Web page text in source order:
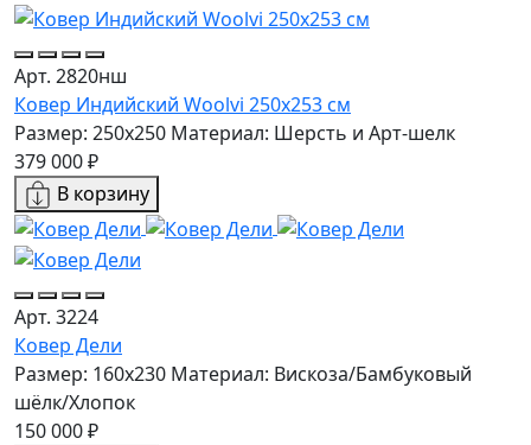
Арт. 2820нш
Ковер Индийский Woolvi 250x253 см
Размер: 250x250 Материал: Шерсть и Арт-шелк
379 000 ₽
В корзину
Арт. 3224
Ковер Дели
Размер: 160х230 Материал: Вискоза/Бамбуковый
шёлк/Хлопок
150 000 ₽